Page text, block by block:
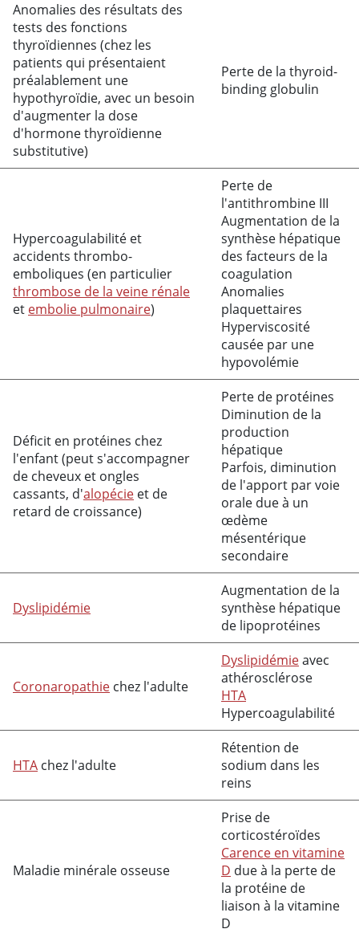
Anomalies des résultats des
tests des fonctions
thyroïdiennes (chez les
patients qui présentaient
préalablement une
hypothyroïdie, avec un besoin
d'augmenter la dose
d'hormone thyroïdienne
substitutive)
Perte de la thyroid-
binding globulin
Hypercoagulabilité et
accidents thrombo-
emboliques (en particulier
thrombose de la veine rénale
et embolie pulmonaire)
Perte de
l'antithrombine III
Augmentation de la
synthèse hépatique
des facteurs de la
coagulation
Anomalies
plaquettaires
Hyperviscosité
causée par une
hypovolémie
Déficit en protéines chez
l'enfant (peut s'accompagner
de cheveux et ongles
cassants, d'alopécie et de
retard de croissance)
Perte de protéines
Diminution de la
production
hépatique
Parfois, diminution
de l'apport par voie
orale due à un
œdème
mésentérique
secondaire
Dyslipidémie
Augmentation de la
synthèse hépatique
de lipoprotéines
Coronaropathie chez l'adulte
Dyslipidémieavec
athérosclérose
HTA
Hypercoagulabilité
HTA chez l'adulte
Rétention de
sodium dans les
reins
Maladie minérale osseuse
Prise de
corticostéroïdes
Carence en vitamine
D due à la perte de
la protéine de
liaison à la vitamine
D